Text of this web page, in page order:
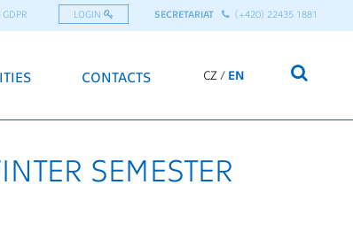
CONTACTS
GDPR LOGIN SECRETARIAT (+420) 22435 1881
CZ EN
SEMESTER